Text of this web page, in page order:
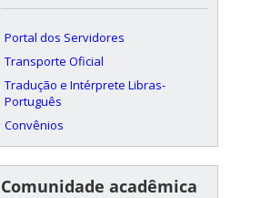
Portal dos Servidores
Transporte Oficial
Tradução e Intérprete Libras-
Português
Convênios
Comunidade acadêmica